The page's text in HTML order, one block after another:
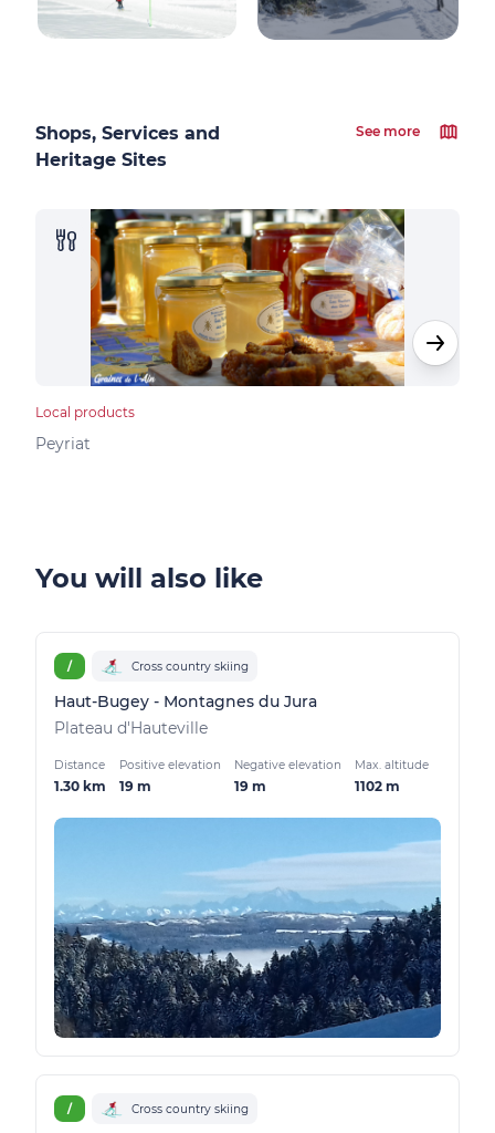
Shops, Services and
Heritage Sites
See more
Local products
Peyriat
You will also like
/ Cross country skiing
Haut-Bugey - Montagnes du Jura
Plateau d'Hauteville
Distance
1.30 km
Positive elevation
19 m
Negative elevation
19 m
Max. altitude
1102 m
/ Cross country skiing